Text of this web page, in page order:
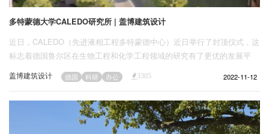
多特蒙德大学CALEDO研究所 | 盖博建筑设计
近日，CALEDO（先进液相工程多特蒙德中心）近日举行了封顶仪式，这
标志着德国鲁尔区在生物工程和化学工程领域的研究有了更优的发展平
盖博建筑设计 德国 科研 办公 3305 2022-11-12